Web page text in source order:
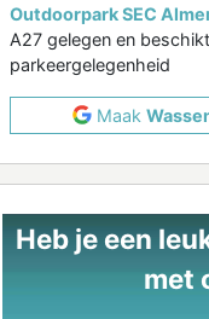
Outdoorpark SEC
A27 gelegen en
parkeergelegenheid
Maak
Heb je een
met